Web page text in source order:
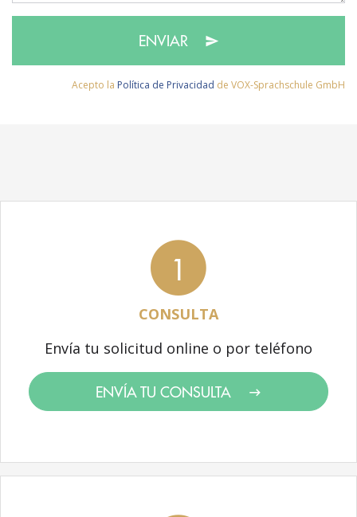
ENVIAR
Acepto la Política de Privacidad de VOX-Sprachschule GmbH
1
CONSULTA
Envía tu solicitud online o por teléfono
ENVÍA TU CONSULTA